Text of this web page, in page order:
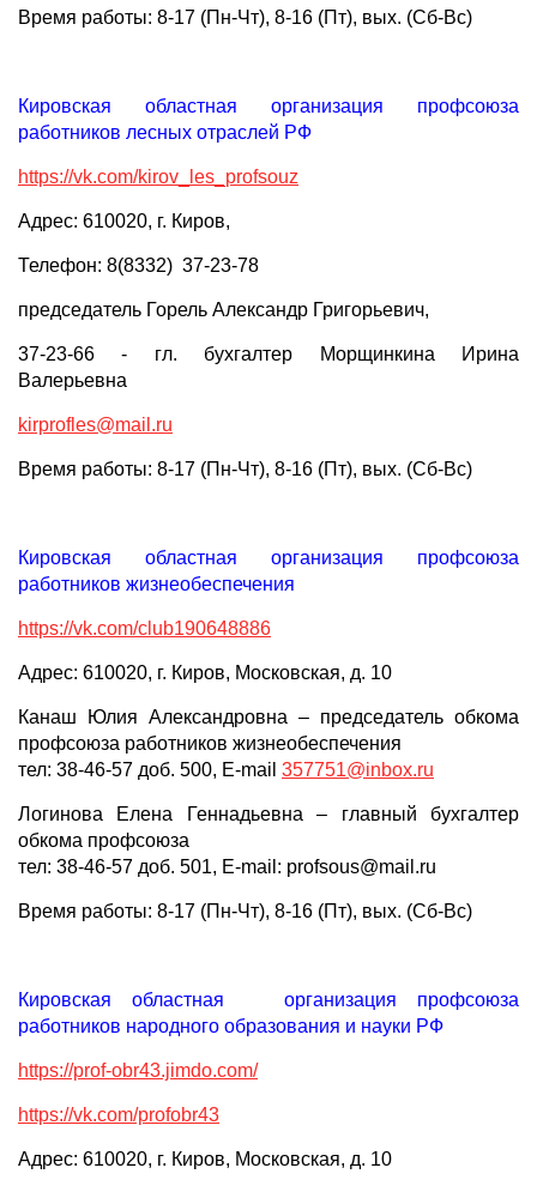
Время работы: 8-17 (Пн-Чт), 8-16 (Пт), вых. (Сб-Вс)
Кировская областная организация профсоюза
работников лесных отраслей РФ
https://vk.com/kirov_les_profsouz
Адрес: 610020, г. Киров,
Телефон: 8(8332) 37-23-78
председатель Горель Александр Григорьевич,
37-23-66 - гл. бухгалтер Морщинкина Ирина
Валерьевна
kirprofles@mail.ru
Время работы: 8-17 (Пн-Чт), 8-16 (Пт), вых. (Сб-Вс)
Кировская областная организация профсоюза
работников жизнеобеспечения
https://vk.com/club190648886
Адрес: 610020, г. Киров, Московская, д. 10
Канаш Юлия Александровна – председатель обкома
профсоюза работников жизнеобеспечения
тел: 38-46-57 доб. 500, E-mail 357751@inbox.ru
Логинова Елена Геннадьевна – главный бухгалтер
обкома профсоюза
тел: 38-46-57 доб. 501, E-mail: profsous@mail.ru
Время работы: 8-17 (Пн-Чт), 8-16 (Пт), вых. (Сб-Вс)
Кировская областная организация профсоюза
работников народного образования и науки РФ
https://prof-obr43.jimdo.com/
https://vk.com/profobr43
Адрес: 610020, г. Киров, Московская, д. 10